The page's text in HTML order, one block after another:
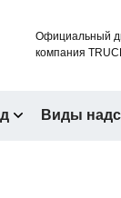
Официальный
компания
Виды